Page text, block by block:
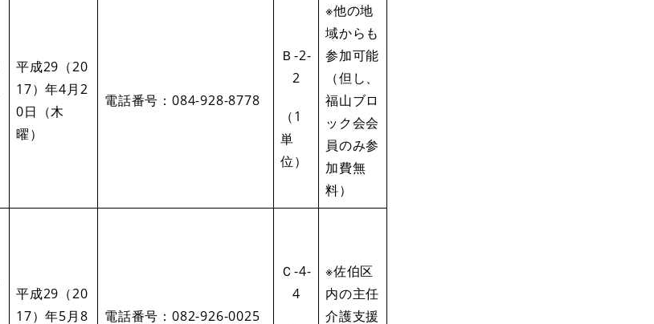
平成29（20
17）年4月2
0日（木
曜）
電話番号：084-928-8778
Ｂ-2-
2
（1
単
位）
※他の地
域からも
参加可能
（但し、
福山ブロ
ック会会
員のみ参
加費無
料）
平成29（20
17）年5月8
電話番号：082-926-0025
Ｃ-4-
4
※佐伯区
内の主任
介護支援